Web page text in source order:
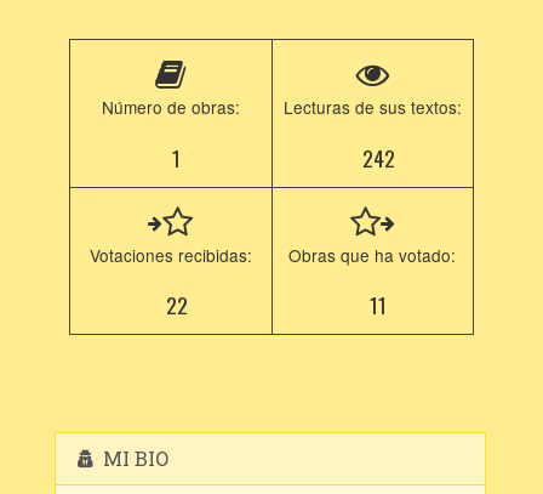
Número de obras:
1
Lecturas de sus textos:
242
Votaciones recibidas:
22
Obras que ha votado:
11
MI BIO